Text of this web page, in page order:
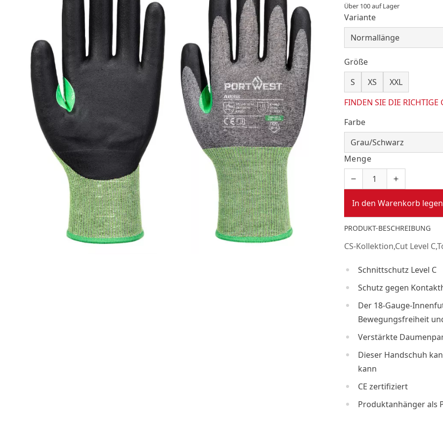
Über 100 auf Lager
Variante
Größe
S
XS
XXL
FINDEN SIE DIE RICHTIGE
Farbe
Menge
In den Warenkorb legen
PRODUKT-BESCHREIBUNG
CS-Kollektion,Cut Level
Schnittschutz Level C
Schutz gegen
Der 18-Gauge-
Bewegungsfreiheit
Verstärkte
Dieser Handschuh
kann
CE zertifiziert
Produktanhänger als